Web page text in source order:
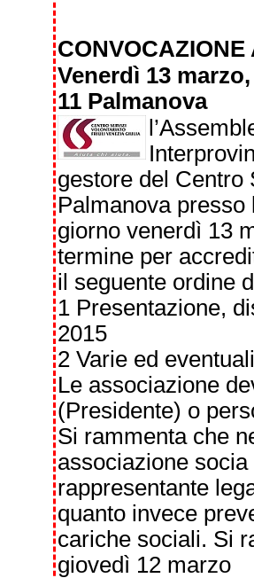
Venerdì 13
11 Palmanova
gestore del Centro
Palmanova presso
giorno venerdì 13
termine per
il seguente ordine
1 Presentazione,
2015
2 Varie ed eventuali
Le associazione
(Presidente) o
Si rammenta che
associazione
rappresentante
quanto invece
cariche sociali. Si
giovedì 12 marzo